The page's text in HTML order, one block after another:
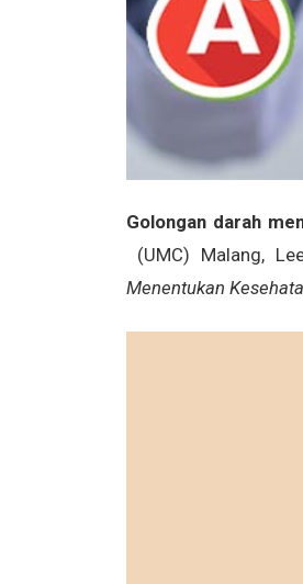
Golongan darah
(UMC) Malang,
Menentukan